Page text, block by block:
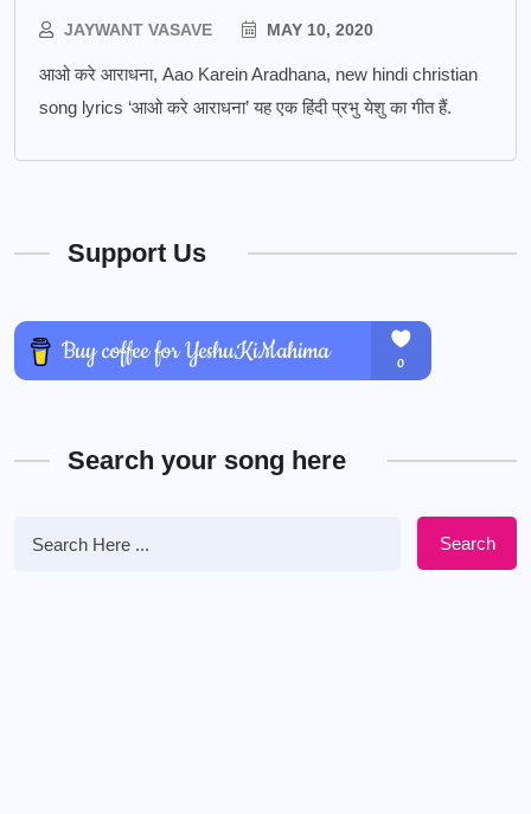
JAYWANT VASAVE MAY 10, 2020
आओ करे आराधना, Aao Karein Aradhana, new hindi christian
song lyrics ‘आओ करे आराधना’ यह एक हिंदी प्रभु येशु का गीत हैं.
Support Us
Search your song here
Search